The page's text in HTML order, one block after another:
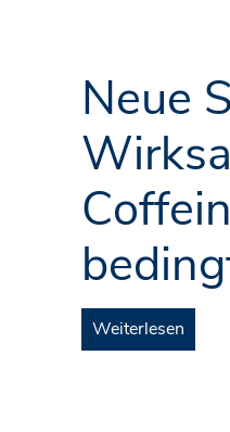
Neue
Weiterlesen